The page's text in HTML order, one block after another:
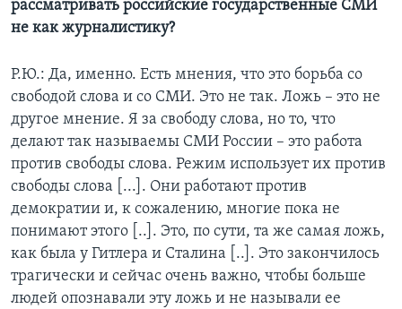
рассматривать российские государственные СМИ
не как журналистику?
Р.Ю.: Да, именно. Есть мнения, что это борьба со
свободой слова и со СМИ. Это не так. Ложь – это не
другое мнение. Я за свободу слова, но то, что
делают так называемы СМИ России – это работа
против свободы слова. Режим использует их против
свободы слова [...]. Они работают против
демократии и, к сожалению, многие пока не
понимают этого [..]. Это, по сути, та же самая ложь,
как была у Гитлера и Сталина [..]. Это закончилось
трагически и сейчас очень важно, чтобы больше
людей опознавали эту ложь и не называли ее